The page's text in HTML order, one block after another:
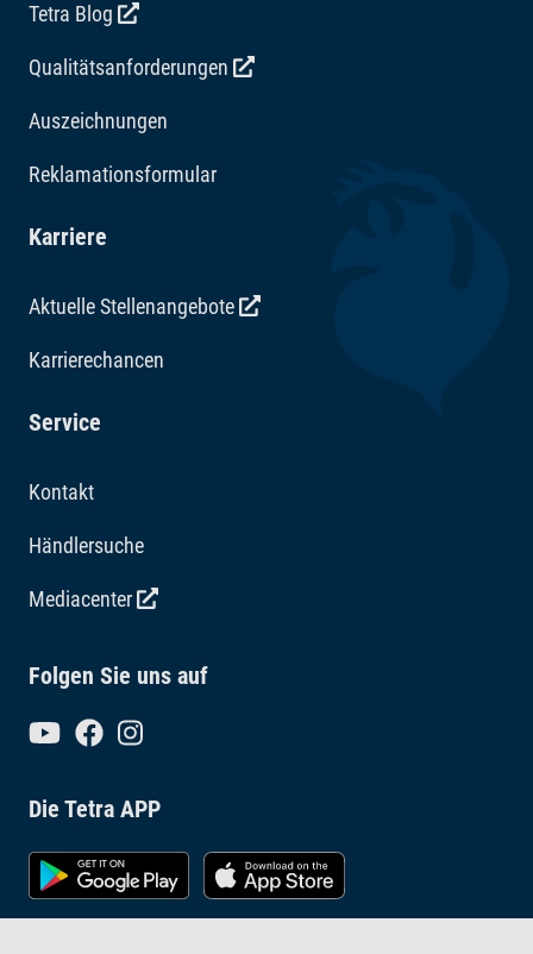
Tetra Blog
Qualitätsanforderungen
Auszeichnungen
Reklamationsformular
Karriere
Aktuelle Stellenangebote
Karrierechancen
Service
Kontakt
Händlersuche
Mediacenter
Folgen Sie uns auf
Die Tetra APP